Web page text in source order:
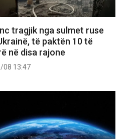
tragjik nga sulmet ruse
të paktën 10 të
në disa rajone
08 13:47